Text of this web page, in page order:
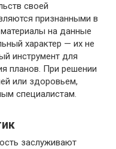
своей
признанными в
на данные
характер — их не
инструмент для
планов. При решении
или здоровьем,
специалистам.
заслуживают